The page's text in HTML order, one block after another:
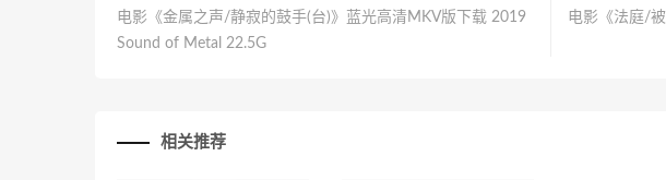
电影《金属之声/静寂的鼓手(台)》蓝光高清MKV版下载 2019
Sound of Metal 22.5G
电影《法庭/
相关推荐